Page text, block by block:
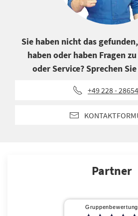
Sie haben nicht das
haben oder haben Fragen
oder Service? Sprechen
+49 228 -
Partner